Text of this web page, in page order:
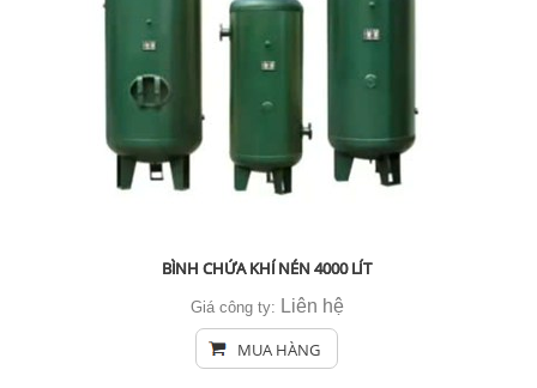
BÌNH CHỨA KHÍ NÉN 4000 LÍT
Giá công ty: Liên hệ
MUA HÀNG